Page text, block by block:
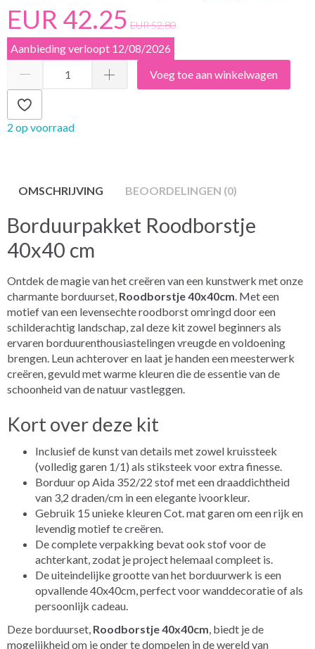
EUR 42.25 EUR 52.80
Aanbieding verloopt 12/08/2026
Voeg toe aan winkelwagen
2 op voorraad
OMSCHRIJVING BEOORDELINGEN (0)
Borduurpakket Roodborstje
40x40 cm
Ontdek de magie van het creëren van een kunstwerk met onze
charmante borduurset, Roodborstje 40x40cm . Met een
motief van een levensechte roodborst omringd door een
schilderachtig landschap, zal deze kit zowel beginners als
ervaren borduurenthousiastelingen vreugde en voldoening
brengen. Leun achterover en laat je handen een meesterwerk
creëren, gevuld met warme kleuren die de essentie van de
schoonheid van de natuur vastleggen.
Kort over deze kit
Inclusief de kunst van details met zowel kruissteek
(volledig garen 1/1) als stiksteek voor extra finesse.
Borduur op Aida 352/22 stof met een draaddichtheid
van 3,2 draden/cm in een elegante ivoorkleur.
Gebruik 15 unieke kleuren Cot. mat garen om een rijk en
levendig motief te creëren.
De complete verpakking bevat ook stof voor de
achterkant, zodat je project helemaal compleet is.
De uiteindelijke grootte van het borduurwerk is een
opvallende 40x40cm, perfect voor wanddecoratie of als
persoonlijk cadeau.
Deze borduurset, Roodborstje 40x40cm , biedt je de
mogelijkheid om je onder te dompelen in de wereld van